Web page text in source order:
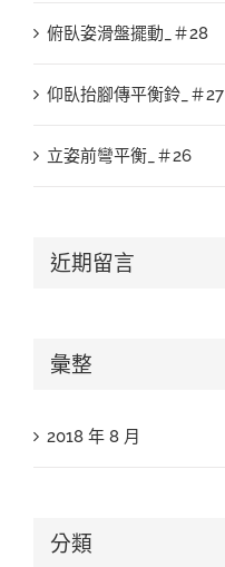
俯臥姿滑盤擺動_＃28
仰臥抬腳傳平衡鈴_＃27
立姿前彎平衡_＃26
近期留言
彙整
2018 年 8 月
分類